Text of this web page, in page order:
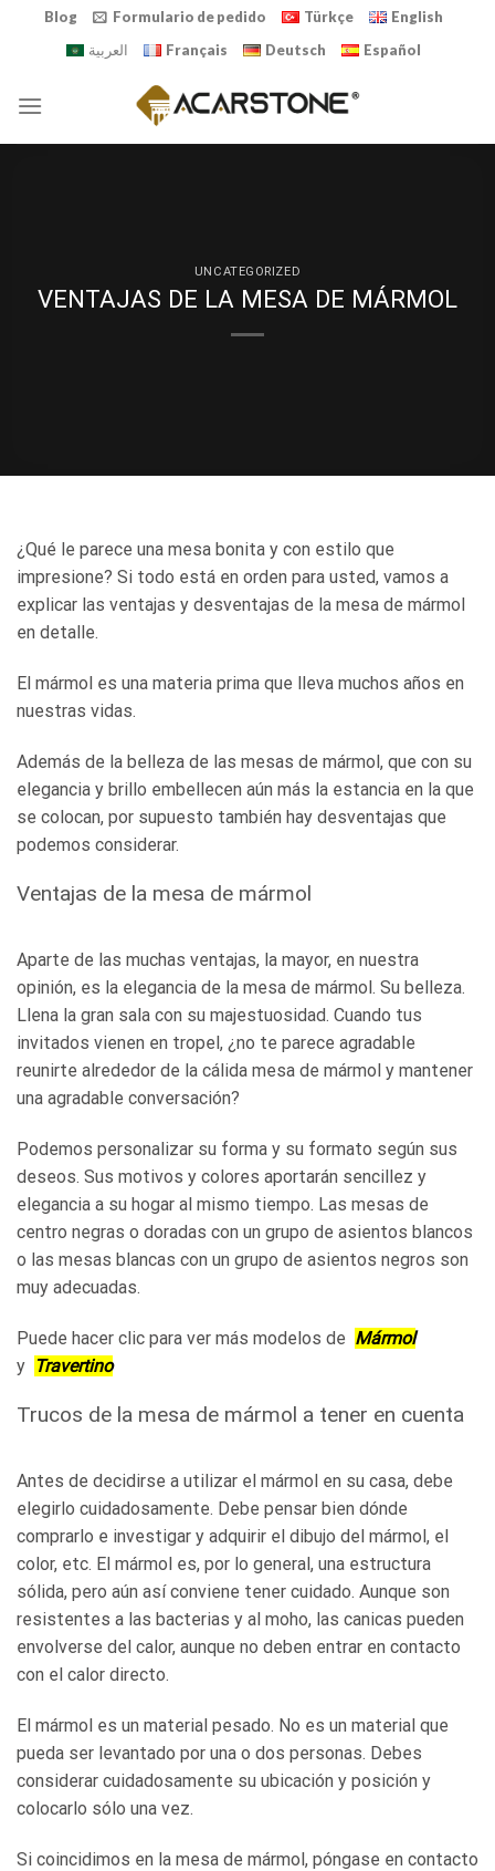
Blog Formulario de pedido Türkçe
English
العربية
Français Deutsch Español
UNCATEGORIZED
VENTAJAS DE LA MESA DE MÁRMOL
¿Qué le parece una mesa bonita y con estilo que
impresione? Si todo está en orden para usted, vamos a
explicar las ventajas y desventajas de la mesa de mármol
en detalle.
El mármol es una materia prima que lleva muchos años en
nuestras vidas.
Además de la belleza de las mesas de mármol, que con su
elegancia y brillo embellecen aún más la estancia en la que
se colocan, por supuesto también hay desventajas que
podemos considerar.
Ventajas de la mesa de mármol
Aparte de las muchas ventajas, la mayor, en nuestra
opinión, es la elegancia de la mesa de mármol. Su belleza.
Llena la gran sala con su majestuosidad. Cuando tus
invitados vienen en tropel, ¿no te parece agradable
reunirte alrededor de la cálida mesa de mármol y mantener
una agradable conversación?
Podemos personalizar su forma y su formato según sus
deseos. Sus motivos y colores aportarán sencillez y
elegancia a su hogar al mismo tiempo. Las mesas de
centro negras o doradas con un grupo de asientos blancos
o las mesas blancas con un grupo de asientos negros son
muy adecuadas.
Puede hacer clic para ver más modelos de Mármol
y Travertino
Trucos de la mesa de mármol a tener en cuenta
Antes de decidirse a utilizar el mármol en su casa, debe
elegirlo cuidadosamente. Debe pensar bien dónde
comprarlo e investigar y adquirir el dibujo del mármol, el
color, etc. El mármol es, por lo general, una estructura
sólida, pero aún así conviene tener cuidado. Aunque son
resistentes a las bacterias y al moho, las canicas pueden
envolverse del calor, aunque no deben entrar en contacto
con el calor directo.
El mármol es un material pesado. No es un material que
pueda ser levantado por una o dos personas. Debes
considerar cuidadosamente su ubicación y posición y
colocarlo sólo una vez.
Si coincidimos en la mesa de mármol, póngase en contacto